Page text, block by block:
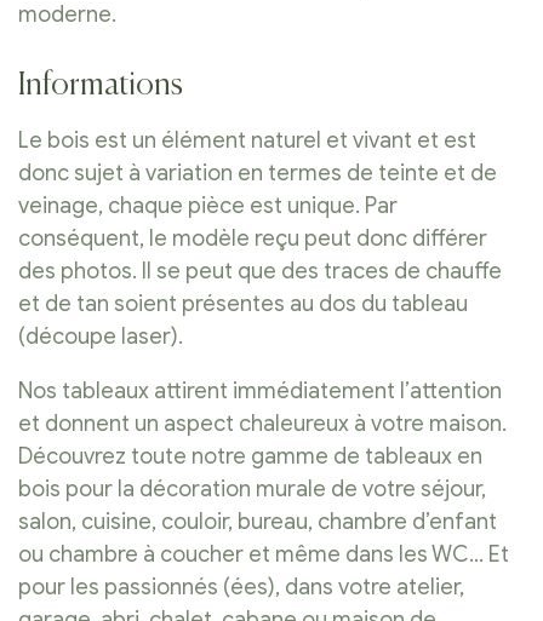
moderne.
Informations
Le bois est un élément naturel et vivant et est
donc sujet à variation en termes de teinte et de
veinage, chaque pièce est unique. Par
conséquent, le modèle reçu peut donc différer
des photos. Il se peut que des traces de chauffe
et de tan soient présentes au dos du tableau
(découpe laser).
Nos tableaux attirent immédiatement l’attention
et donnent un aspect chaleureux à votre maison.
Découvrez toute notre gamme de tableaux en
bois pour la décoration murale de votre séjour,
salon, cuisine, couloir, bureau, chambre d’enfant
ou chambre à coucher et même dans les WC… Et
pour les passionnés (ées), dans votre atelier,